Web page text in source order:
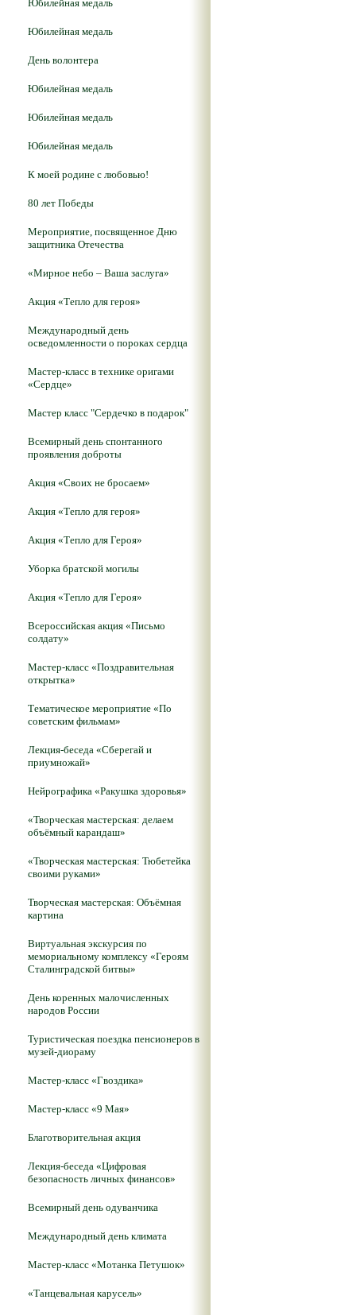
Юбилейная медаль
Юбилейная медаль
День волонтера
Юбилейная медаль
Юбилейная медаль
Юбилейная медаль
К моей родине с любовью!
80 лет Победы
Мероприятие, посвященное Дню
защитника Отечества
«Мирное небо – Ваша заслуга»
Акция «Тепло для героя»
Международный день
осведомленности о пороках сердца
Мастер-класс в технике оригами
«Сердце»
Мастер класс "Сердечко в подарок"
Всемирный день спонтанного
проявления доброты
Акция «Своих не бросаем»
Акция «Тепло для героя»
Акция «Тепло для Героя»
Уборка братской могилы
Акция «Тепло для Героя»
Всероссийская акция «Письмо
солдату»
Мастер-класс «Поздравительная
открытка»
Тематическое мероприятие «По
советским фильмам»
Лекция-беседа «Сберегай и
приумножай»
Нейрографика «Ракушка здоровья»
«Творческая мастерская: делаем
объёмный карандаш»
«Творческая мастерская: Тюбетейка
своими руками»
Творческая мастерская: Объёмная
картина
Виртуальная экскурсия по
мемориальному комплексу «Героям
Сталинградской битвы»
День коренных малочисленных
народов России
Туристическая поездка пенсионеров в
музей-диораму
Мастер-класс «Гвоздика»
Мастер-класс «9 Мая»
Благотворительная акция
Лекция-беседа «Цифровая
безопасность личных финансов»
Всемирный день одуванчика
Международный день климата
Мастер-класс «Мотанка Петушок»
«Танцевальная карусель»